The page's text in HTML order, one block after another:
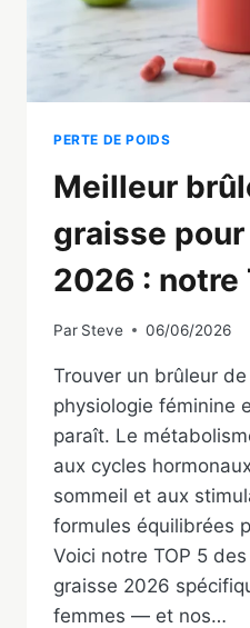
PERTE DE POIDS
Meilleur
graisse
2026 : notre
Par Steve 06/06/2026
Trouver un brûleur
physiologie féminine
paraît. Le
aux cycles
sommeil et aux
formules équilibrées
Voici notre TOP 5
graisse 2026
femmes — et nos…